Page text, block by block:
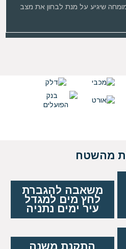
שיגיע על מנת לבחון את מצב
מהשטח
משאבה להגברת
לחץ מים למגדל
עיר ימים נתניה
התקנת משנה